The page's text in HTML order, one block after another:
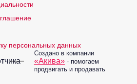
персональных данных
Создано в компании
«Акива»- помогаем
продвигать и продавать